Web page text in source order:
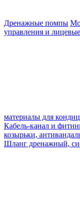
Дренажные помпы
управления и
материалы для
Кабель-канал и
козырьки,
Шланг дренажный,